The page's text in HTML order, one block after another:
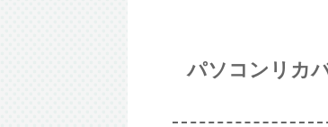
パソコンリカ